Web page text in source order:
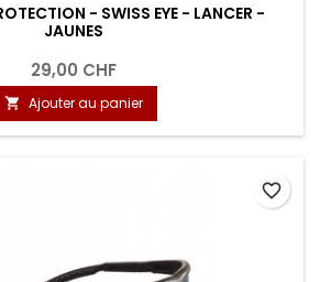
- SWISS EYE - LANCER -
JAUNES
29,00 CHF
 Ajouter au panier
favorite_border